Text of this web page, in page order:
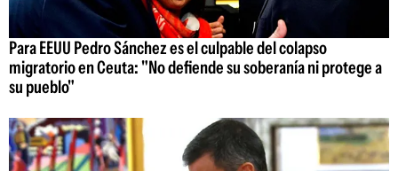
Para EEUU Pedro Sánchez es el culpable del colapso
migratorio en Ceuta: "No defiende su soberanía ni protege a
su pueblo"